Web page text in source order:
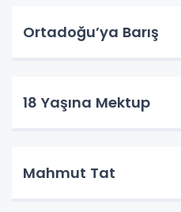
Ortadoğu’ya Barış
18 Yaşına Mektup
Mahmut Tat